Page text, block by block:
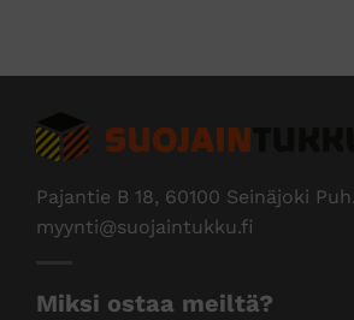
Pajantie B 18, 60100 Seinäjoki Puh.
myynti@suojaintukku.fi
Miksi ostaa meiltä?